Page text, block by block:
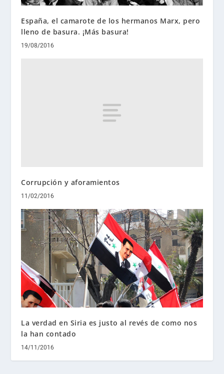
España, el camarote de los hermanos Marx, pero
lleno de basura. ¡Más basura!
19/08/2016
Corrupción y aforamientos
11/02/2016
La verdad en Siria es justo al revés de como nos
la han contado
14/11/2016